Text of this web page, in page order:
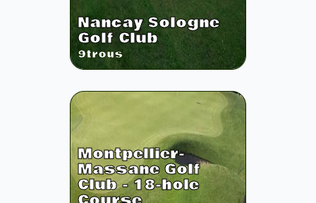
Nancay Sologne
Golf Club
9trous
Montpellier-
Massane Golf
Club - 18-hole